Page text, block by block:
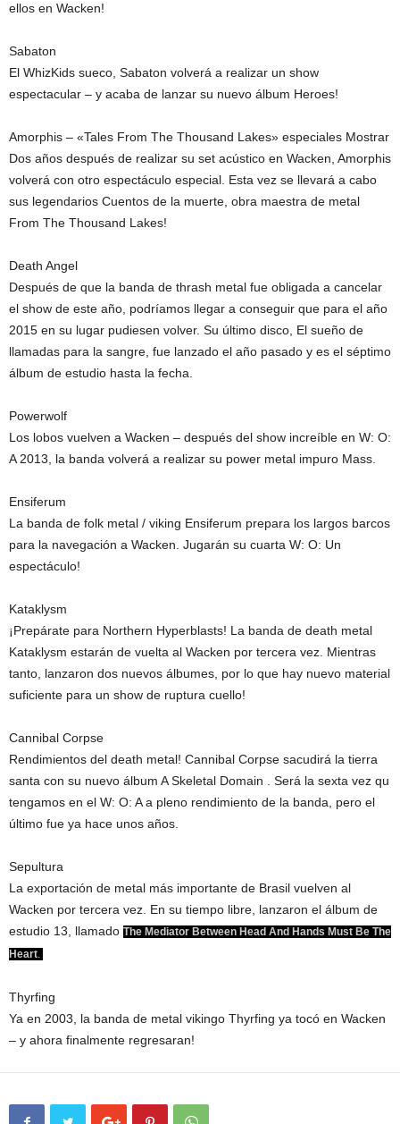
ellos en Wacken!
Sabaton
El WhizKids sueco, Sabaton volverá a realizar un show
espectacular – y acaba de lanzar su nuevo álbum Heroes!
Amorphis – «Tales From The Thousand Lakes» especiales Mostrar
Dos años después de realizar su set acústico en Wacken, Amorphis
volverá con otro espectáculo especial. Esta vez se llevará a cabo
sus legendarios Cuentos de la muerte, obra maestra de metal
From The Thousand Lakes!
Death Angel
Después de que la banda de thrash metal fue obligada a cancelar
el show de este año, podríamos llegar a conseguir que para el año
2015 en su lugar pudiesen volver. Su último disco, El sueño de
llamadas para la sangre, fue lanzado el año pasado y es el séptimo
álbum de estudio hasta la fecha.
Powerwolf
Los lobos vuelven a Wacken – después del show increíble en W: O:
A 2013, la banda volverá a realizar su power metal impuro Mass.
Ensiferum
La banda de folk metal / viking Ensiferum prepara los largos barcos
para la navegación a Wacken. Jugarán su cuarta W: O: Un
espectáculo!
Kataklysm
¡Prepárate para Northern Hyperblasts! La banda de death metal
Kataklysm estarán de vuelta al Wacken por tercera vez. Mientras
tanto, lanzaron dos nuevos álbumes, por lo que hay nuevo material
suficiente para un show de ruptura cuello!
Cannibal Corpse
Rendimientos del death metal! Cannibal Corpse sacudirá la tierra
santa con su nuevo álbum A Skeletal Domain . Será la sexta vez qu
tengamos en el W: O: A a pleno rendimiento de la banda, pero el
último fue ya hace unos años.
Sepultura
La exportación de metal más importante de Brasil vuelven al
Wacken por tercera vez. En su tiempo libre, lanzaron el álbum de
estudio 13, llamado The Mediator Between Head And Hands Must Be The
Heart.
Thyrfing
Ya en 2003, la banda de metal vikingo Thyrfing ya tocó en Wacken
– y ahora finalmente regresaran!